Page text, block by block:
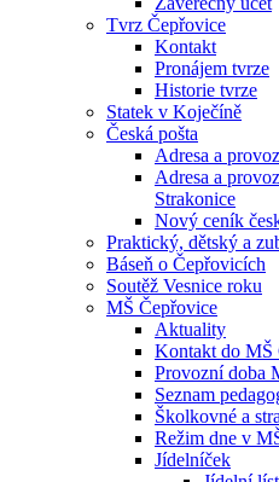
Tvrz Čepřovice
Kontakt
Pronájem tvrze
Historie tvrze
Statek v Koječíně
Česká pošta
Adresa a
Adresa a
Strakonice
Nový ceník
Praktický, dětský a
Báseň o Čepřovicích
Soutěž Vesnice roku
MŠ Čepřovice
Aktuality
Kontakt do MŠ
Provozní doba
Seznam
Školkovné a
Režim dne v
Jídelníček